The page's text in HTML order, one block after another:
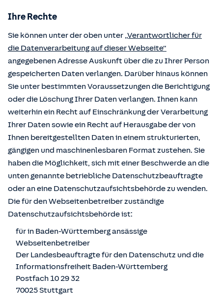
Ihre Rechte
Sie können unter der oben unter „Verantwortlicher für
die Datenverarbeitung auf dieser Webseite“
angegebenen Adresse Auskunft über die zu Ihrer Person
gespeicherten Daten verlangen. Darüber hinaus können
Sie unter bestimmten Voraussetzungen die Berichtigung
oder die Löschung Ihrer Daten verlangen. Ihnen kann
weiterhin ein Recht auf Einschränkung der Verarbeitung
Ihrer Daten sowie ein Recht auf Herausgabe der von
Ihnen bereitgestellten Daten in einem strukturierten,
gängigen und maschinenlesbaren Format zustehen. Sie
haben die Möglichkeit, sich mit einer Beschwerde an die
unten genannte betriebliche Datenschutzbeauftragte
oder an eine Datenschutzaufsichtsbehörde zu wenden.
Die für den Webseitenbetreiber zuständige
Datenschutzaufsichtsbehörde ist:
für in Baden-Württemberg ansässige
Webseitenbetreiber
Der Landesbeauftragte für den Datenschutz und die
Informationsfreiheit Baden-Württemberg
Postfach 10 29 32
70025 Stuttgart